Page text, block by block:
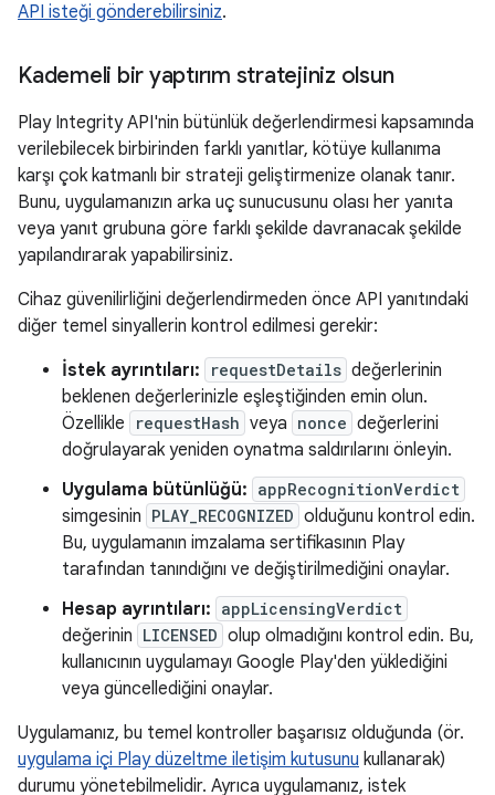
API isteği gönderebilirsiniz.
Kademeli bir yaptırım stratejiniz olsun
Play Integrity API'nin bütünlük değerlendirmesi kapsamında
verilebilecek birbirinden farklı yanıtlar, kötüye kullanıma
karşı çok katmanlı bir strateji geliştirmenize olanak tanır.
Bunu, uygulamanızın arka uç sunucusunu olası her yanıta
veya yanıt grubuna göre farklı şekilde davranacak şekilde
yapılandırarak yapabilirsiniz.
Cihaz güvenilirliğini değerlendirmeden önce API yanıtındaki
diğer temel sinyallerin kontrol edilmesi gerekir:
İstek ayrıntıları:
requestDetails değerlerinin
beklenen değerlerinizle eşleştiğinden emin olun.
Özellikle
requestHash veya nonce değerlerini
doğrulayarak yeniden oynatma saldırılarını önleyin.
Uygulama bütünlüğü: appRecognitionVerdict
simgesinin PLAY_RECOGNIZED olduğunu kontrol edin.
Bu, uygulamanın imzalama sertifikasının Play
tarafından tanındığını ve değiştirilmediğini onaylar.
Hesap ayrıntıları: appLicensingVerdict
değerinin LICENSED olup olmadığını kontrol edin. Bu,
kullanıcının uygulamayı Google Play'den yüklediğini
veya güncellediğini onaylar.
Uygulamanız, bu temel kontroller başarısız olduğunda (ör.
uygulama içi Play düzeltme iletişim kutusunu kullanarak)
durumu yönetebilmelidir. Ayrıca uygulamanız, istek